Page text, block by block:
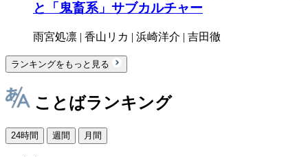
と「鬼畜系」サブカルチャー
雨宮処凛 | 香山リカ | 浜崎洋介 | 吉田徹
ランキングをもっと見る
ことばランキング
24時間 週間 月間